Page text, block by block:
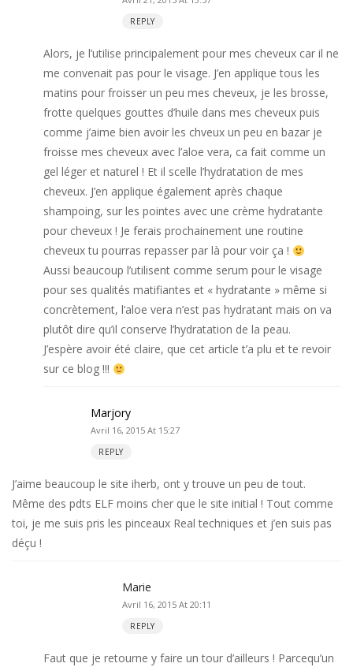
REPLY
Alors, je l’utilise principalement pour mes cheveux car il ne
me convenait pas pour le visage. J’en applique tous les
matins pour froisser un peu mes cheveux, je les brosse,
frotte quelques gouttes d’huile dans mes cheveux puis
comme j’aime bien avoir les chveux un peu en bazar je
froisse mes cheveux avec l’aloe vera, ca fait comme un
gel léger et naturel ! Et il scelle l’hydratation de mes
cheveux. J’en applique également après chaque
shampoing, sur les pointes avec une crème hydratante
pour cheveux ! Je ferais prochainement une routine
cheveux tu pourras repasser par là pour voir ça !
Aussi beaucoup l’utilisent comme serum pour le visage
pour ses qualités matifiantes et « hydratante » même si
concrètement, l’aloe vera n’est pas hydratant mais on va
plutôt dire qu’il conserve l’hydratation de la peau.
J’espère avoir été claire, que cet article t’a plu et te revoir
sur ce blog !!!
Marjory
Avril 16, 2015 At 15:27
REPLY
J’aime beaucoup le site iherb, ont y trouve un peu de tout.
Même des pdts ELF moins cher que le site initial ! Tout comme
toi, je me suis pris les pinceaux Real techniques et j’en suis pas
déçu !
Marie
Avril 16, 2015 At 20:11
REPLY
Faut que je retourne y faire un tour d’ailleurs ! Parcequ’un